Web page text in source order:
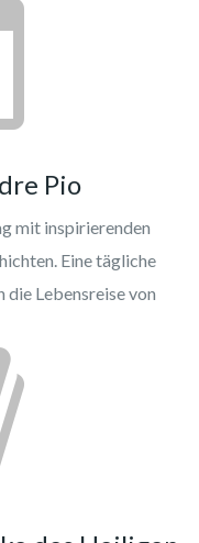
Pio
mit inspirierenden
Eine tägliche
Lebensreise von